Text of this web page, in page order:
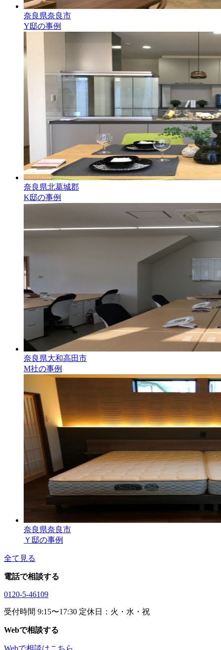
奈良県奈良市
Y邸の事例
奈良県北葛城郡
K邸の事例
奈良県大和高田市
M社の事例
奈良県奈良市
Ｙ邸の事例
全て見る
電話で相談する
0120-5-46109
受付時間 9:15〜17:30 定休日：火・水・祝
Webで相談する
Webで相談はこちら